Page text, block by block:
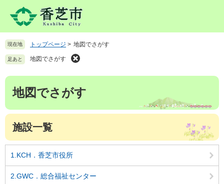
先
頭
す
を
飛
し
文
へ
現在地 トップページ > 地図でさがす
足あと 地図でさがす
本
地図でさがす
施設一覧
1.KCH．香芝市役所
2.GWC．総合福祉センター